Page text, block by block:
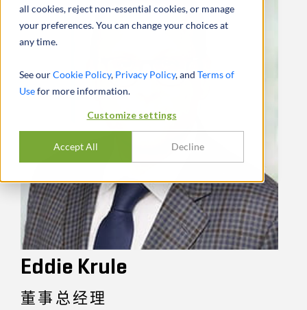
all cookies, reject non-essential cookies, or manage
your preferences. You can change your choices at
any time.
See ourCookie Policy, Privacy Policy, and Terms of
Usefor more information.
Customize settings
Accept All Decline
Eddie Krule
董事总经理